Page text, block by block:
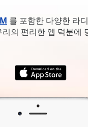
를 포함한 다양한 라
의 편리한 앱 덕분에